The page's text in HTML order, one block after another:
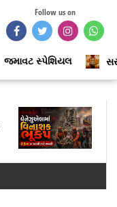
Follow us on
જમાવટ સ્પેશિયલ